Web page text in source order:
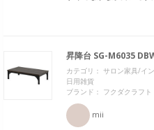
昇降台 SG-M6035
カテゴリ： サロン家具/イ
日用雑貨
ブランド： フクダクラフト
mii